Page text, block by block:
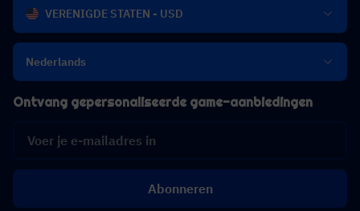
VERENIGDE STATEN - USD
Nederlands
Ontvang gepersonaliseerde game-aanbiedingen
Abonneren